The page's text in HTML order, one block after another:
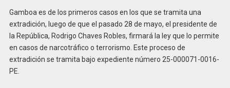
Gamboa es de los primeros casos en los que se tramita una
extradición, luego de que el pasado 28 de mayo, el presidente de
la República, Rodrigo Chaves Robles, firmará la ley que lo permite
en casos de narcotráfico o terrorismo. Este proceso de
extradición se tramita bajo expediente número 25-000071-0016-
PE.